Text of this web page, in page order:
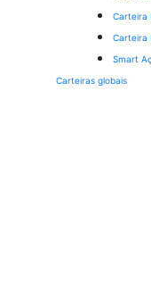
Carteira
Carteira
Smart
Carteiras globais